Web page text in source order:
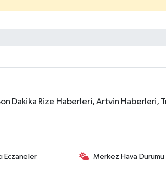
Dakika Rize Haberleri, Artvin
Eczaneler Merkez Hava Durumu